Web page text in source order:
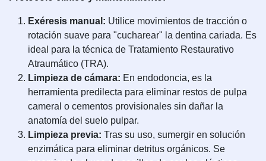
Exéresis manual: Utilice movimientos de tracción o
rotación suave para "cucharear" la dentina cariada. Es
ideal para la técnica de Tratamiento Restaurativo
Atraumático (TRA).
Limpieza de cámara: En endodoncia, es la
herramienta predilecta para eliminar restos de pulpa
cameral o cementos provisionales sin dañar la
anatomía del suelo pulpar.
Limpieza previa: Tras su uso, sumergir en solución
enzimática para eliminar detritus orgánicos. Se